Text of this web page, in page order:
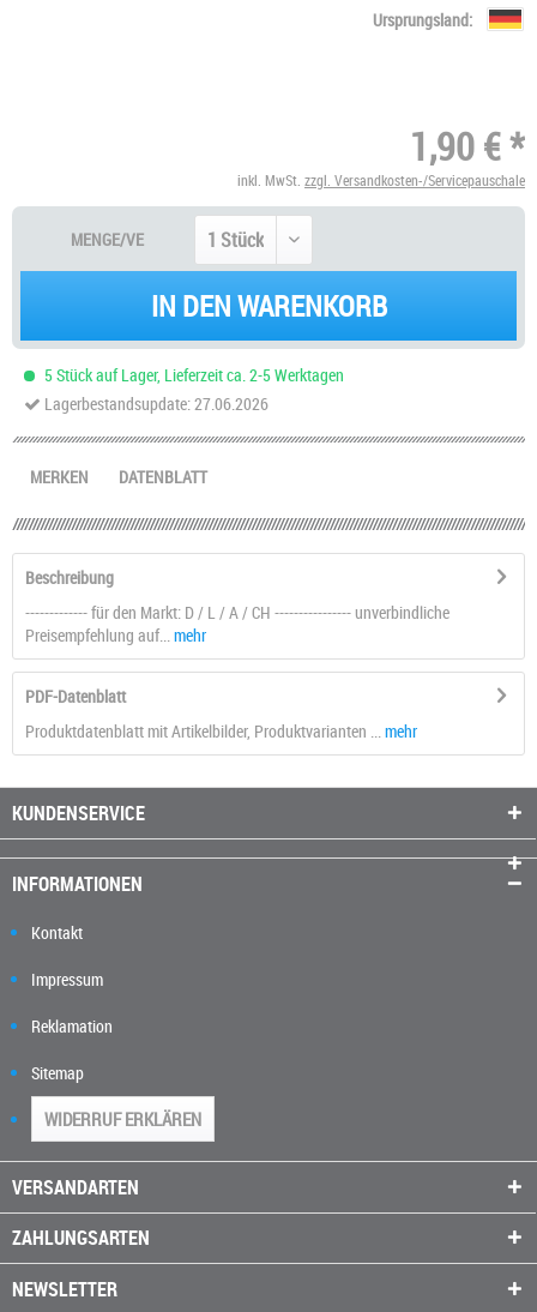
Ursprungsland:
1,90 € *
inkl. MwSt. zzgl. Versandkosten-/Servicepauschale
MENGE/VE
IN DEN WARENKORB
5 Stück auf Lager, Lieferzeit ca. 2-5 Werktagen
Lagerbestandsupdate: 27.06.2026
DATENBLATT
MERKEN
Beschreibung
------------- für den Markt: D / L / A / CH ---------------- unverbindliche
Preisempfehlung auf...
mehr
PDF-Datenblatt
Produktdatenblatt mit Artikelbilder, Produktvarianten ... mehr
KUNDENSERVICE
INFORMATIONEN
Kontakt
Impressum
Reklamation
Sitemap
WIDERRUF ERKLÄREN
VERSANDARTEN
ZAHLUNGSARTEN
NEWSLETTER